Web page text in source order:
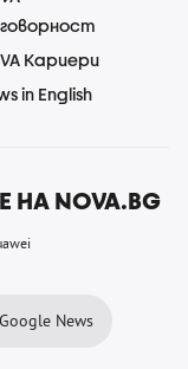
Кариери
in English
NOVA.BG
News